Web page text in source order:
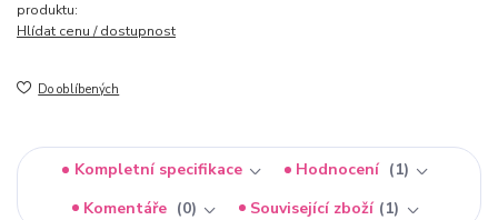
produktu:
Hlídat cenu / dostupnost
Do oblíbených
Kompletní specifikace Hodnocení
1
Komentáře
0 Související zboží 1